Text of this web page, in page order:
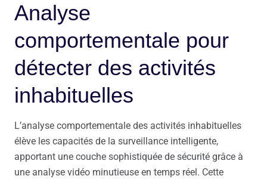
Analyse
comportementale pour
détecter des activités
inhabituelles
L’analyse comportementale des activités inhabituelles
élève les capacités de la surveillance intelligente,
apportant une couche sophistiquée de sécurité grâce à
une analyse vidéo minutieuse en temps réel. Cette